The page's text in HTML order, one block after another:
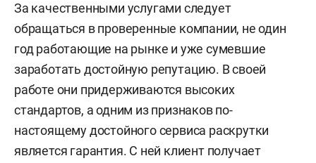
За качественными услугами следует
обращаться в проверенные компании, не один
год работающие на рынке и уже сумевшие
заработать достойную репутацию. В своей
работе они придерживаются высоких
стандартов, а одним из признаков по-
настоящему достойного сервиса раскрутки
является гарантия. С ней клиент получает